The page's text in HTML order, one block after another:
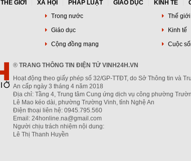
THẾ GIỚI XÃ HỘI PHÁP LUẬT GIÁO DỤC KINH TẾ
Trong nước Thế giới
Giáo dục Kinh tế
Cộng đồng mạng Cuộc
® TRANG THÔNG TIN ĐIỆN TỬ VINH24H.VN
Hoạt động theo giấy phép số 32/GP-TTĐT, do Sở Thông tin và
An cấp ngày 3 tháng 4 năm 2018
Địa chỉ: Tầng 4, Trung tâm Cung ứng dịch vụ công phường
Lê Mao kéo dài, phường Trường Vinh, tỉnh Nghệ An
Điện thoại liên hệ: 0945.795.560
Email: 24honline.na@gmail.com
Người chịu trách nhiệm nội dung:
Lê Thị Thanh Huyền